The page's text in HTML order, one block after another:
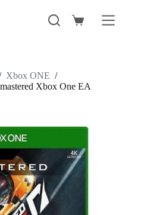
Carro
Xbox ONE /
Xbox One EA